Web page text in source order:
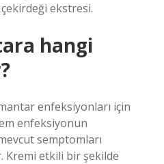
çekirdeği ekstresi.
hangi
enfeksiyonları için
​​enfeksiyonun
semptomları
Kremi etkili bir şekilde